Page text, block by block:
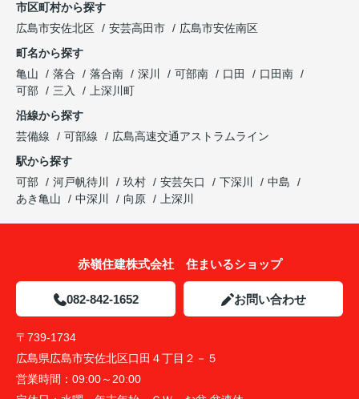
市区町村から探す
広島市安佐北区
安芸高田市
広島市安佐南区
町名から探す
亀山
落合 落合南 深川 可部南 口田
口田南
可部
三入
上深川町
沿線から探す
芸備線
可部線
広島高速交通アストラムライン
駅から探す
可部
河戸帆待川 玖村 安芸矢口 下深川
中島
あき亀山
中深川 向原 上深川
赤嶺住建株式会社 住まいるショップ
082-842-1652 お問い合わせ
〒739-1734
広島県広島市安佐北区口田４丁目２－５
営業時間： 09:00～20:00